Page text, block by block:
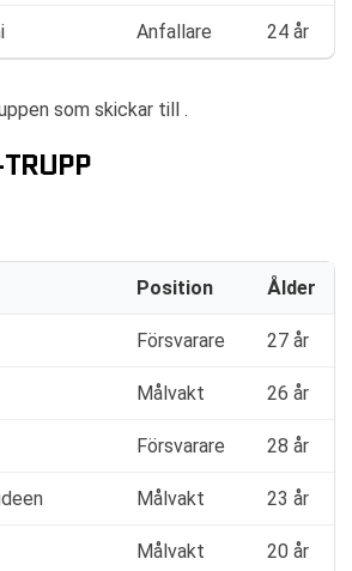
Anfallare 24 år
som skickar till .
Position Ålder
Försvarare 27 år
Målvakt 26 år
Försvarare 28 år
Målvakt 23 år
Målvakt 20 år